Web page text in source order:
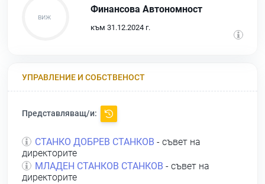
Финансова Автономност
към 31.12.2024 г.
УПРАВЛЕНИЕ И СОБСТВЕНОСТ
Представляващ/и:
СТАНКО ДОБРЕВ СТАНКОВ - съвет на
директорите
МЛАДЕН СТАНКОВ СТАНКОВ - съвет на
директорите